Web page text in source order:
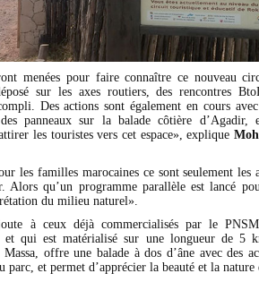
menées pour faire connaître ce nouveau
sur les axes routiers, des rencontres
Des actions sont également en cours
panneaux sur la balade côtière d’Agadir,
les touristes vers cet espace», explique
les familles marocaines ce sont seulement
Alors qu’un programme parallèle est lancé
du milieu naturel».
à ceux déjà commercialisés par le
et qui est matérialisé sur une longueur de 5
offre une balade à dos d’âne avec des
et permet d’apprécier la beauté et la nature